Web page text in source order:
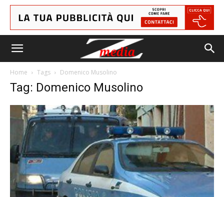
Home Tags Domenico Musolino
Tag: Domenico Musolino